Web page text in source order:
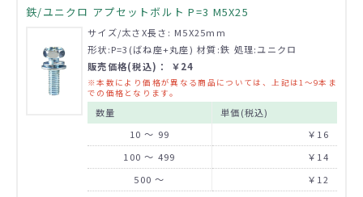
鉄/ユニクロ アプセットボルト P=3 M5X25
サイズ/太さX長さ: M5X25mm
形状:P=3(ばね座+丸座) 材質:鉄 処理:ユニクロ
販売価格(税込)： ￥24
※本数により価格が異なる商品については、上記は1～9本ま
での価格となります。
数量
単価(税込)
10 ～ 99
￥16
100 ～ 499
￥14
500 ～
￥12